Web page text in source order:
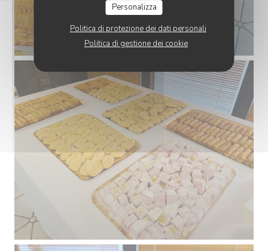
Personalizza
Politica di protezione dei dati personali
Politica di gestione dei cookie